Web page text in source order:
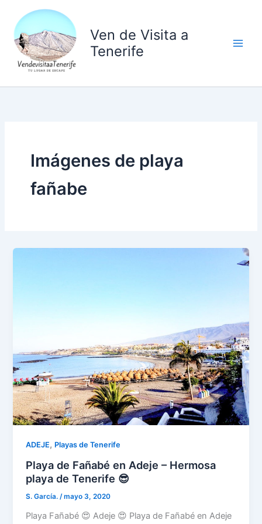
contenido
Ven de Visita a
Tenerife
Imágenes de playa
fañabe
ADEJE, Playas de Tenerife
Playa de Fañabé en Adeje – Hermosa
playa de Tenerife 😎
S. García./mayo 3, 2020
Playa Fañabé 😍 Adeje 😍 Playa de Fañabé en Adeje